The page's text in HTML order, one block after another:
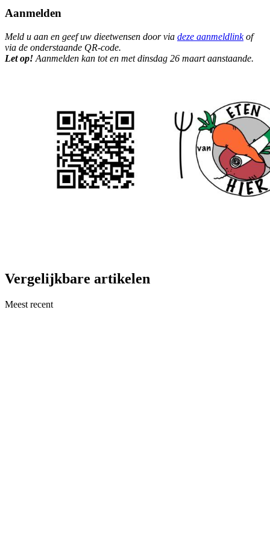
Aanmelden
Meld u aan en geef uw dieetwensen door via deze aanmeldlinkof
via de onderstaande QR-code.
Let op! Aanmelden kan tot en met dinsdag 26 maart aanstaande.
Vergelijkbare artikelen
Meest recent